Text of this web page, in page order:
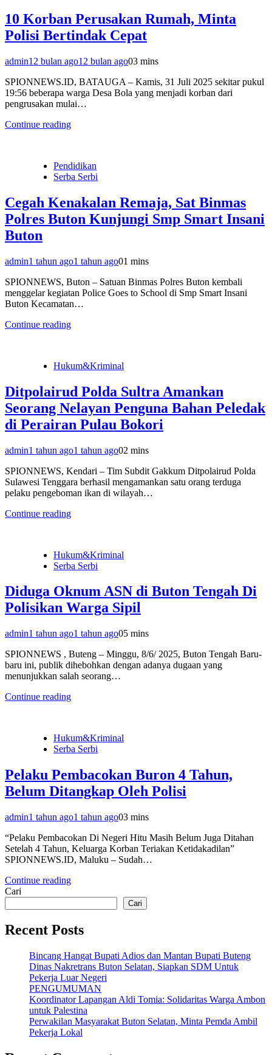
10 Korban Perusakan Rumah, Minta
Polisi Bertindak Cepat
admin12 bulan ago12 bulan ago03 mins
SPIONNEWS.ID, BATAUGA – Kamis, 31 Juli 2025 sekitar pukul
19:56 beberapa warga Desa Bola yang menjadi korban dari
pengrusakan mulai…
Continue reading
Pendidikan
Serba Serbi
Cegah Kenakalan Remaja, Sat Binmas
Polres Buton Kunjungi Smp Smart Insani
Buton
admin1 tahun ago1 tahun ago01 mins
SPIONNEWS, Buton – Satuan Binmas Polres Buton kembali
menggelar kegiatan Police Goes to School di Smp Smart Insani
Buton Kecamatan…
Continue reading
Hukum&Kriminal
Ditpolairud Polda Sultra Amankan
Seorang Nelayan Penguna Bahan Peledak
di Perairan Pulau Bokori
admin1 tahun ago1 tahun ago02 mins
SPIONNEWS, Kendari – Tim Subdit Gakkum Ditpolairud Polda
Sulawesi Tenggara berhasil mengamankan satu orang terduga
pelaku pengeboman ikan di wilayah…
Continue reading
Hukum&Kriminal
Serba Serbi
Diduga Oknum ASN di Buton Tengah Di
Polisikan Warga Sipil
admin1 tahun ago1 tahun ago05 mins
SPIONNEWS , Buteng – Minggu, 8/6/ 2025, Buton Tengah Baru-
baru ini, publik dihebohkan dengan adanya dugaan yang
menunjukkan salah seorang…
Continue reading
Hukum&Kriminal
Serba Serbi
Pelaku Pembacokan Buron 4 Tahun,
Belum Ditangkap Oleh Polisi
admin1 tahun ago1 tahun ago03 mins
“Pelaku Pembacokan Di Negeri Hitu Masih Belum Juga Ditahan
Setelah 4 Tahun, Keluarga Korban Teriakan Ketidakadilan”
SPIONNEWS.ID, Maluku – Sudah…
Continue reading
Cari
Cari
Recent Posts
Bincang Hangat Bupati Adios dan Mantan Bupati Buteng
Dinas Nakretrans Buton Selatan, Siapkan SDM Untuk
Pekerja Luar Negeri
PENGUMUMAN
Koordinator Lapangan Aldi Tomia: Solidaritas Warga Ambon
untuk Palestina
Perwakilan Masyarakat Buton Selatan, Minta Pemda Ambil
Pekerja Lokal